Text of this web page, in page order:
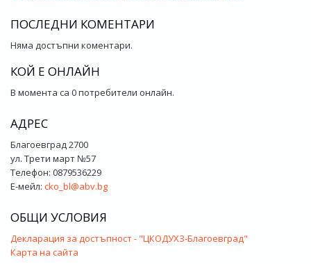
ПОСЛЕДНИ КОМЕНТАРИ
Няма достъпни коментари.
КОЙ Е ОНЛАЙН
В момента са 0 потребители онлайн.
АДРЕС
Благоевград 2700
ул. Трети март №57
Телефон: 0879536229
Е-мейл: cko_bl@abv.bg
ОБЩИ УСЛОВИЯ
Декларация за достъпност - "ЦКОДУХЗ-Благоевград"
Карта на сайта